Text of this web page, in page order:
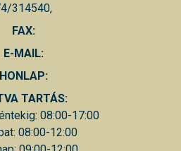
314540,
FAX:
E-MAIL:
HONLAP:
TARTÁS:
08:00-17:00
08:00-12:00